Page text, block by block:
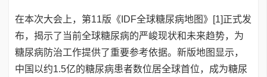
在本次大会上，第11版《IDF全球糖尿病地图》[1]正式发
布，揭示了当前全球糖尿病的严峻现状和未来趋势，为
糖尿病防治工作提供了重要参考依据。新版地图显示，
中国以约1.5亿的糖尿病患者数位居全球首位，成为糖尿